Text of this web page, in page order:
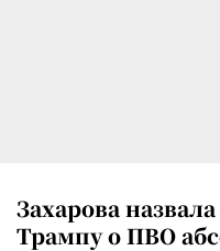
Захарова
Трампу о ПВО